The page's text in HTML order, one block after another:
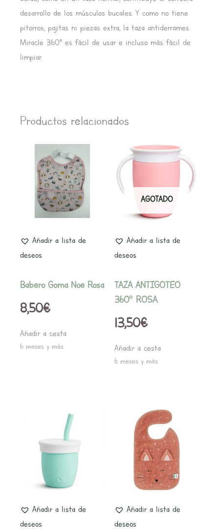
desarrollo de los músculos bucales. Y como no tiene
pitorros, pajitas ni piezas extra, la taza antiderrames
Miracle 360° es fácil de usar e incluso más fácil de
limpiar.
Productos relacionados
Añadir a lista de
deseos
Babero Goma Noe Rosa
8,50€
Añadir a cesta
6 meses y más
AGOTADO
Añadir a lista de
deseos
TAZA ANTIGOTEO
360º ROSA
13,50€
Añadir a cesta
6 meses y más
Añadir a lista de
deseos
Añadir a lista de
deseos